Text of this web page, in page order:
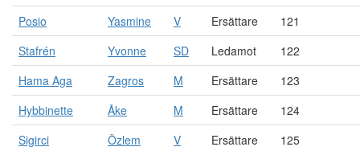
Posio Yasmine V Ersättare
121
Stafrén
Yvonne SD Ledamot
122
Hama Aga
Zagros M Ersättare
123
Hybbinette
Åke M Ersättare
124
Sigirci
Özlem V Ersättare 125